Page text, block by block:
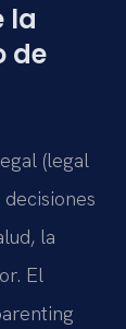
la
de
(legal
la
El